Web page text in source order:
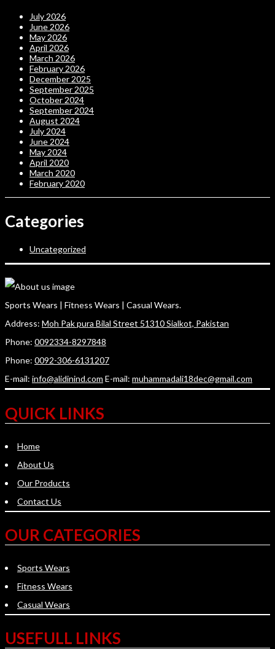
July 2026
June 2026
May 2026
April 2026
March 2026
February 2026
December 2025
September 2025
October 2024
September 2024
August 2024
July 2024
June 2024
May 2024
April 2020
March 2020
February 2020
Categories
Uncategorized
Sports Wears | Fitness Wears | Casual Wears.
Address: Moh Pak pura Bilal Street 51310 Sialkot, Pakistan
Phone: 0092334-8297848
Phone: 0092-306-6131207
E-mail: info@alidinind.com E-mail: muhammadali18dec@gmail.com
QUICK LINKS
Home
About Us
Our Products
Contact Us
OUR CATEGORIES
Sports Wears
Fitness Wears
Casual Wears
USEFULL LINKS